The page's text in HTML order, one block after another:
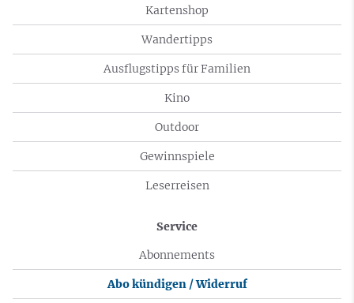
Kartenshop
Wandertipps
Ausflugstipps für Familien
Kino
Outdoor
Gewinnspiele
Leserreisen
Service
Abonnements
Abo kündigen / Widerruf